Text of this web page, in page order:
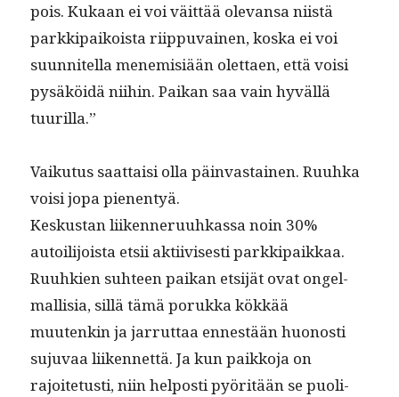
pois. Kukaan ei voi väit­tää ole­vansa niistä
parkkipaikoista riip­pu­vainen, kos­ka ei voi
suun­nitel­la men­e­misiään olet­taen, että voisi
pysäköidä niihin. Paikan saa vain hyväl­lä
tuurilla.”
Vaiku­tus saat­taisi olla päin­vas­tainen. Ruuh­ka
voisi jopa pienentyä.
Keskus­tan liiken­neru­uhkas­sa noin 30%
autoil­i­joista etsii akti­ivis­es­ti parkkipaikkaa.
Ruuhkien suh­teen paikan etsi­jät ovat ongel­
mallisia, sil­lä tämä poruk­ka kökkää
muutenkin ja jar­rut­taa ennestään huonos­ti
suju­vaa liiken­net­tä. Ja kun paikko­ja on
rajoite­tusti, niin hel­posti pyöritään se puoli­